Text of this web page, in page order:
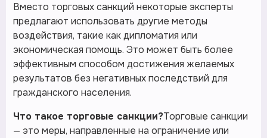
Вместо торговых санкций некоторые эксперты
предлагают использовать другие методы
воздействия, такие как дипломатия или
экономическая помощь. Это может быть более
эффективным способом достижения желаемых
результатов без негативных последствий для
гражданского населения.
Что такое торговые санкции?Торговые санкции
— это меры, направленные на ограничение или